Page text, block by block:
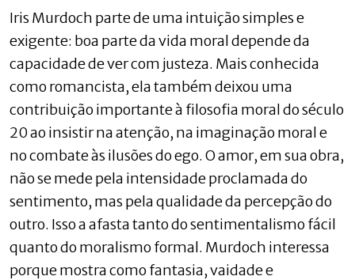
Iris Murdoch parte de uma intuição simples e
exigente: boa parte da vida moral depende da
capacidade de ver com justeza. Mais conhecida
como romancista, ela também deixou uma
contribuição importante à filosofia moral do século
20 ao insistir na atenção, na imaginação moral e
no combate às ilusões do ego. O amor, em sua obra,
não se mede pela intensidade proclamada do
sentimento, mas pela qualidade da percepção do
outro. Isso a afasta tanto do sentimentalismo fácil
quanto do moralismo formal. Murdoch interessa
porque mostra como fantasia, vaidade e